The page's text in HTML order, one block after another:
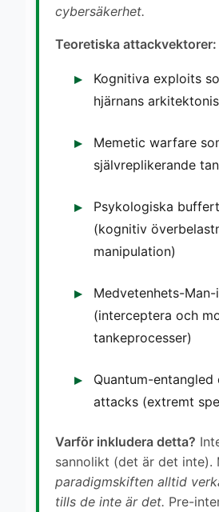
cybersäkerhet.
Teoretiska attackvektorer:
Kognitiva exploits
hjärnans
Memetic warfare
självreplikerande
Psykologiska
(kognitiv
manipulation)
Medvetenhets-
(interceptera och
tankeprocesser)
Quantum-entangled
attacks (extremt
Varför inkludera detta?
sannolikt (det är det inte).
paradigmskiften alltid
tills de inte är det. Pre-